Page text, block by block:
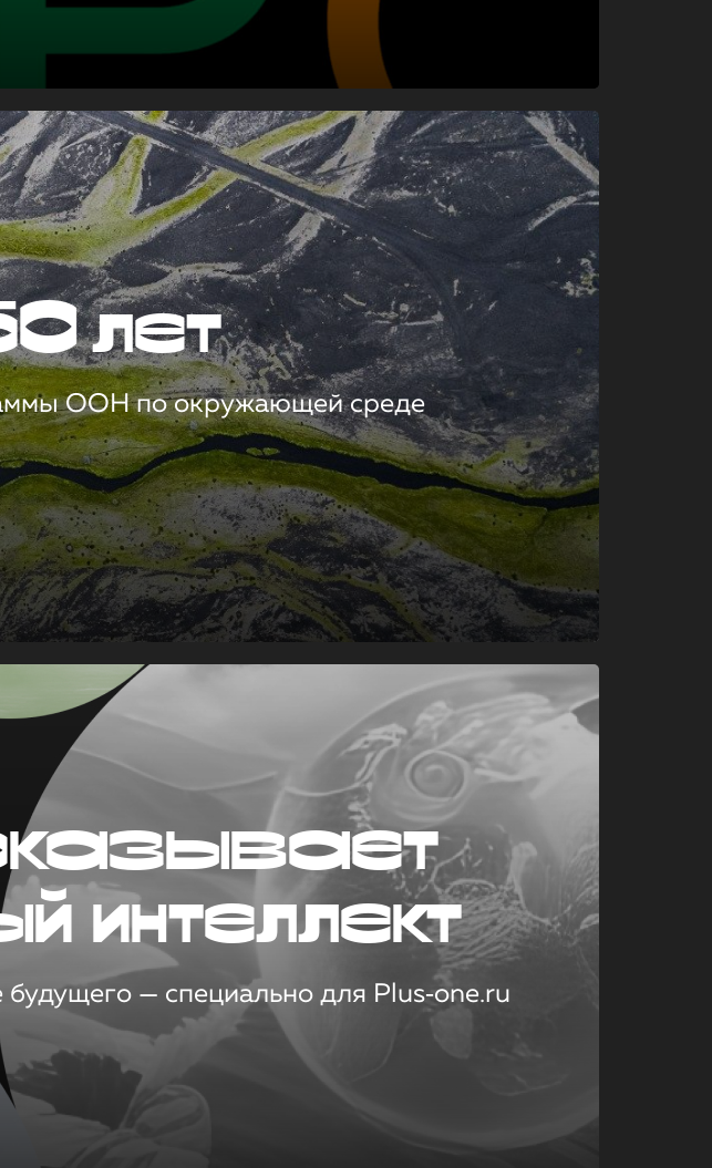
лет
ООН по окружающей среде
интеллект
— специально для Plus‑one.ru